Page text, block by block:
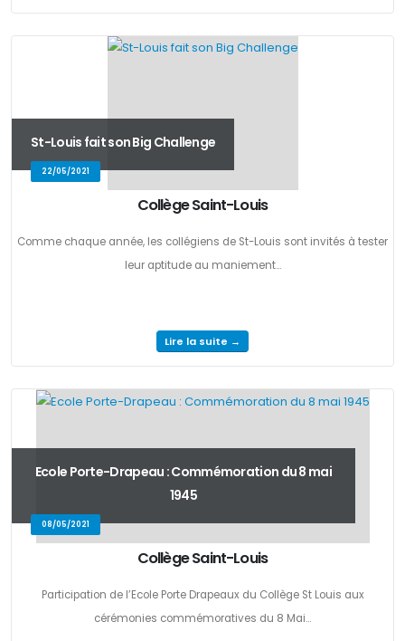
St-Louis fait son Big Challenge
22/05/2021
Collège Saint-Louis
Comme chaque année, les collégiens de St-Louis sont invités à tester
leur aptitude au maniement...
Lire la suite →
Ecole Porte-Drapeau : Commémoration du 8 mai
1945
08/05/2021
Collège Saint-Louis
Participation de l’Ecole Porte Drapeaux du Collège St Louis aux
cérémonies commémoratives du 8 Mai...